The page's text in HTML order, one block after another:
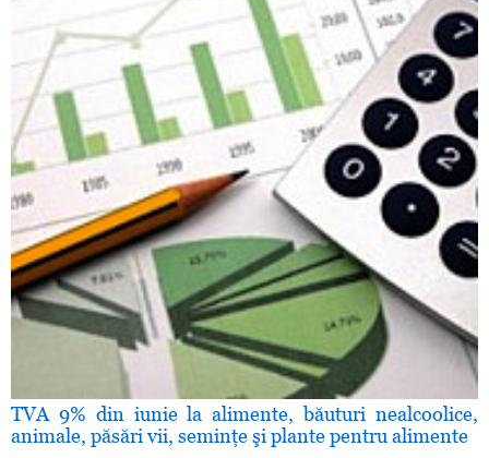
TVA 9% din iunie la alimente, băuturi nealcoolice,
animale, păsări vii, seminţe şi plante pentru alimente